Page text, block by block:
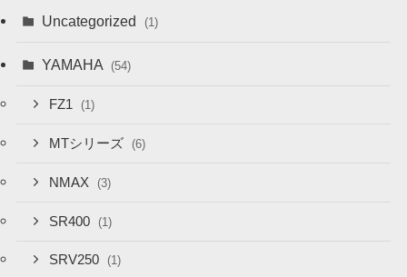
Uncategorized (1)
YAMAHA (54)
FZ1 (1)
MTシリーズ (6)
NMAX (3)
SR400 (1)
SRV250 (1)